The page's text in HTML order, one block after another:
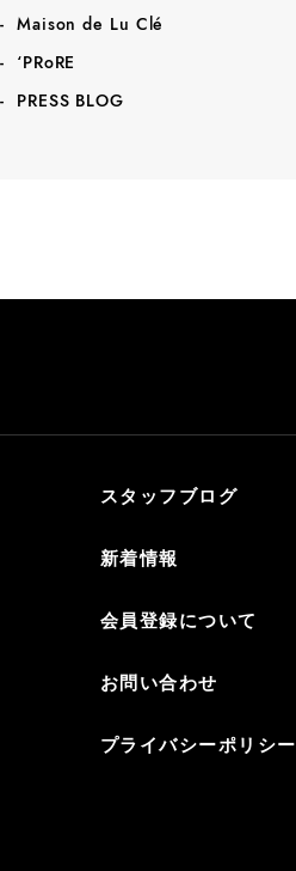
Maison de Lu Clé
‘PRoRE
PRESS BLOG
スタッフブログ
新着情報
会員登録について
お問い合わせ
プライバシーポリシー